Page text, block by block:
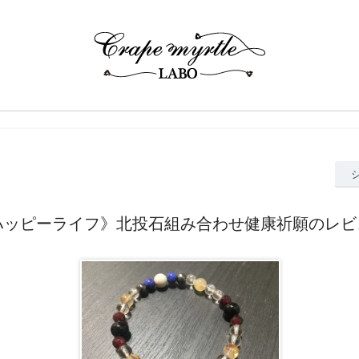
ピーライフ》北投石組み合わせ健康祈願のレ